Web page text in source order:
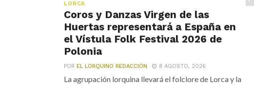
LORCA
Coros y Danzas Virgen de las
Huertas representará a España en
el Vístula Folk Festival 2026 de
Polonia
POR EL LORQUINO REDACCIÓN 8 AGOSTO, 2026
La agrupación lorquina llevará el folclore de Lorca y la